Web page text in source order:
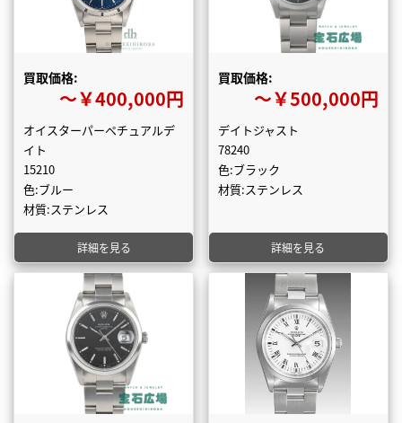
買取価格:
〜￥400,000円
オイスターパーペチュアルデ
イト
15210
色:ブルー
材質:ステンレス
詳細を見る
買取価格:
〜￥500,000円
デイトジャスト
78240
色:ブラック
材質:ステンレス
詳細を見る